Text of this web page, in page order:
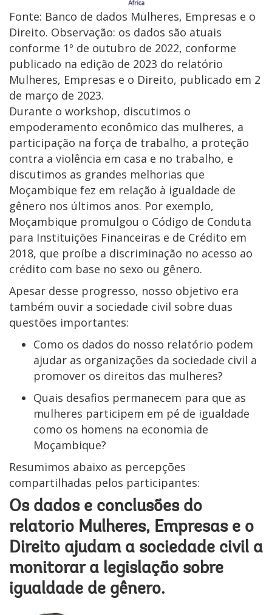
Fonte: Banco de dados Mulheres, Empresas e o
Direito. Observação: os dados são atuais
conforme 1º de outubro de 2022, conforme
publicado na edição de 2023 do relatório
Mulheres, Empresas e o Direito, publicado em 2
de março de 2023.
Durante o workshop, discutimos o
empoderamento econômico das mulheres, a
participação na força de trabalho, a proteção
contra a violência em casa e no trabalho, e
discutimos as grandes melhorias que
Moçambique fez em relação à igualdade de
gênero nos últimos anos. Por exemplo,
Moçambique promulgou o Código de Conduta
para Instituições Financeiras e de Crédito em
2018, que proíbe a discriminação no acesso ao
crédito com base no sexo ou gênero.
Apesar desse progresso, nosso objetivo era
também ouvir a sociedade civil sobre duas
questões importantes:
Como os dados do nosso relatório podem
ajudar as organizações da sociedade civil a
promover os direitos das mulheres?
Quais desafios permanecem para que as
mulheres participem em pé de igualdade
como os homens na economia de
Moçambique?
Resumimos abaixo as percepções
compartilhadas pelos participantes:
Os dados e conclusões do
relatorio Mulheres, Empresas e o
Direito ajudam a sociedade civil a
monitorar a legislação sobre
igualdade de gênero.